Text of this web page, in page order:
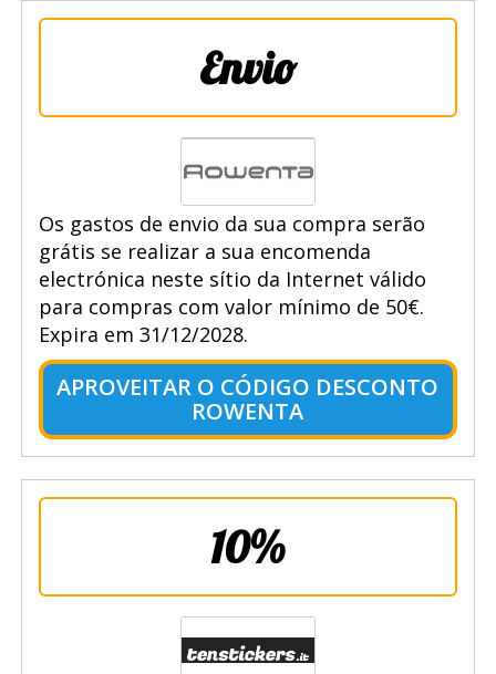
Envio
Os gastos de envio da sua compra serão
grátis se realizar a sua encomenda
electrónica neste sítio da Internet válido
para compras com valor mínimo de 50€.
Expira em 31/12/2028.
APROVEITAR O CÓDIGO DESCONTO
ROWENTA
10%